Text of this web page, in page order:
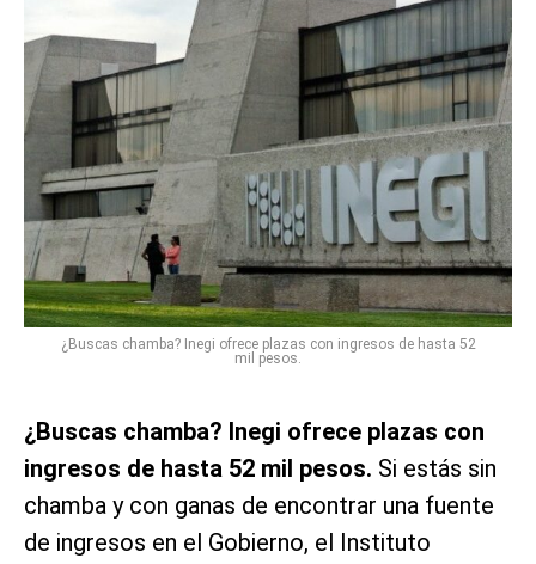
¿Buscas chamba? Inegi ofrece plazas con ingresos de hasta 52
mil pesos.
¿Buscas chamba? Inegi ofrece plazas con
ingresos de hasta 52 mil pesos. Si estás sin
chamba y con ganas de encontrar una fuente
de ingresos en el Gobierno, el Instituto